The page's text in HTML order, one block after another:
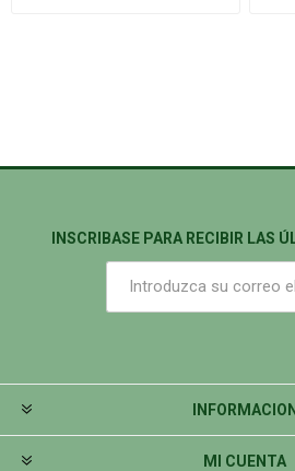
INSCRIBASE PARA RECIBIR LAS
MI CUENTA